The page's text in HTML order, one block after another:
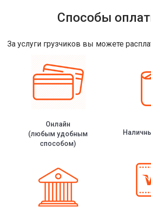
Способы
За услуги грузчиков вы можете
Онлайн
(любым удобным
способом)